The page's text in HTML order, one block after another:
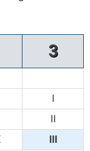
3
I
II
III